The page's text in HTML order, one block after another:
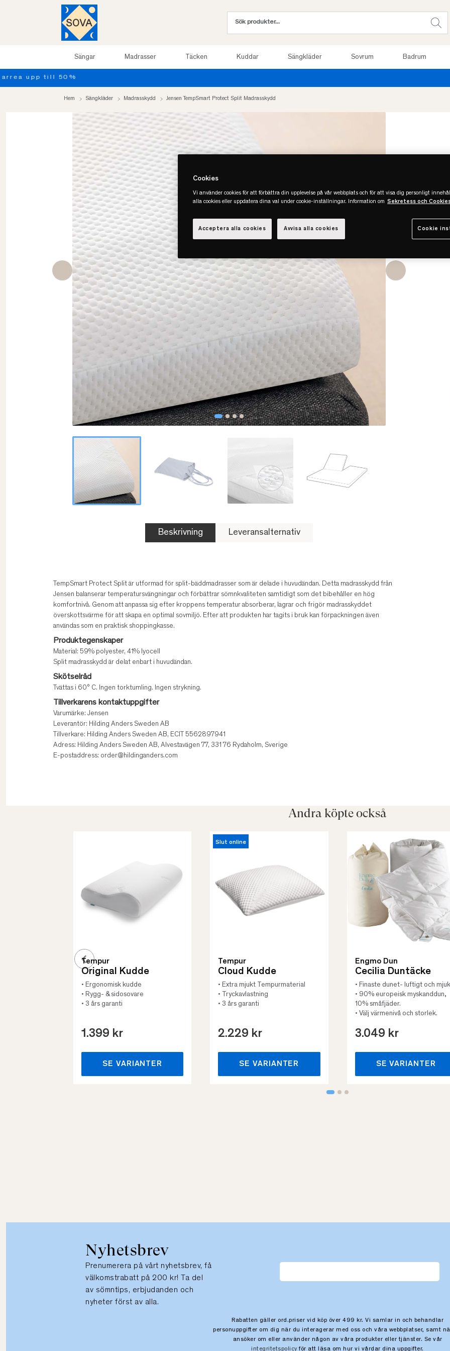
Sängar Madrasser Täcken Kuddar Sängkläder Sovrum Badrum
Hem Sängkläder Madrasskydd Jensen TempSmart Protect Split Madrasskydd
Beskrivning Leveransalternativ
TempSmart Protect Split är utformad för split-bäddmadrasser som är delade i huvudändan. Detta madrasskydd från
Jensen balanserar temperatursvängningar och förbättrar sömnkvaliteten samtidigt som det bibehåller en hög
komfortnivå. Genom att anpassa sig efter kroppens temperatur absorberar, lagrar och frigör madrasskyddet
överskottsvärme för att skapa en optimal sovmiljö. Efter att produkten har tagits i bruk kan förpackningen även
användas som en praktisk shoppingkasse.
Produktegenskaper
Material: 59% polyester, 41% lyocell
Split madrasskydd är delat enbart i huvudändan.
Skötselråd
Tvättas i 60° C. Ingen torktumling. Ingen strykning.
Tillverkarens kontaktuppgifter
Varumärke: Jensen
Leverantör: Hilding Anders Sweden AB
Tillverkare: Hilding Anders Sweden AB, ECIT 5562897941
Adress: Hilding Anders Sweden AB, Alvestavägen 77, 331 76 Rydaholm, Sverige
E-postaddress: order@hildinganders.com
Andra köpte också
Tempur
Original Kudde
• Ergonomisk kudde
• Rygg- & sidosovare
• 3 års garanti
1.399 kr
SE VARIANTER
Slut online
Tempur
Cloud Kudde
• Extra mjukt Tempurmaterial
• Tryckavlastning
• 3 års garanti
2.229 kr
SE VARIANTER
Engmo Dun
Cecilia Duntäcke
• Finaste dunet- luftigt och
• 90% europeisk myskanddun,
10% småfjäder.
• Välj värmenivå och storlek.
3.049 kr
SE VARIANTER
Nyhetsbrev
Prenumerera på vårt nyhetsbrev, få
välkomstrabatt på 200 kr! Ta del
av sömntips, erbjudanden och
nyheter först av alla.
Rabatten gäller ord.priser vid köp över 499 kr. Vi samlar in och behandlar
personuppgifter om dig när du interagerar med oss och våra webbplatser, samt
ansöker om eller använder någon av våra produkter eller tjänster. Se vår
integritetspolicy för att läsa om hur vi vårdar dina uppgifter.
Cookies
Vi använder cookies för att förbättra din upplevelse på vår webbplats och för att visa dig personligt
alla cookies eller uppdatera dina val under cookie-inställningar. Information om Sekretess och
Cookie
Avvisa alla cookies
Acceptera alla cookies